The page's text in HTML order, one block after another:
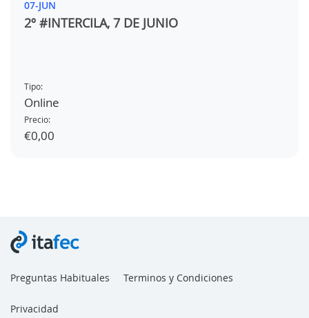
07-JUN
2º #INTERCILA, 7 DE JUNIO
Tipo:
Online
Precio:
€0,00
Preguntas Habituales Terminos y Condiciones
Privacidad